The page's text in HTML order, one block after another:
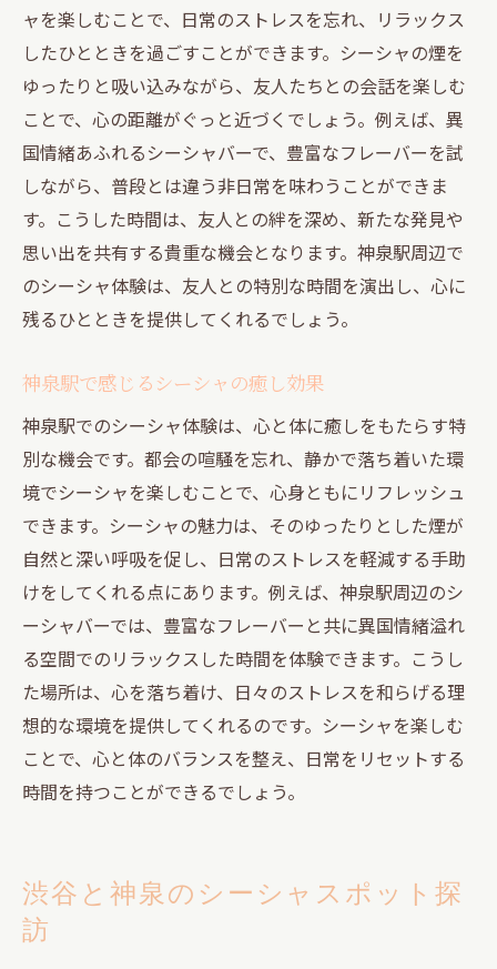
ャを楽しむことで、日常のストレスを忘れ、リラックス
したひとときを過ごすことができます。シーシャの煙を
ゆったりと吸い込みながら、友人たちとの会話を楽しむ
ことで、心の距離がぐっと近づくでしょう。例えば、異
国情緒あふれるシーシャバーで、豊富なフレーバーを試
しながら、普段とは違う非日常を味わうことができま
す。こうした時間は、友人との絆を深め、新たな発見や
思い出を共有する貴重な機会となります。神泉駅周辺で
のシーシャ体験は、友人との特別な時間を演出し、心に
残るひとときを提供してくれるでしょう。
神泉駅で感じるシーシャの癒し効果
神泉駅でのシーシャ体験は、心と体に癒しをもたらす特
別な機会です。都会の喧騒を忘れ、静かで落ち着いた環
境でシーシャを楽しむことで、心身ともにリフレッシュ
できます。シーシャの魅力は、そのゆったりとした煙が
自然と深い呼吸を促し、日常のストレスを軽減する手助
けをしてくれる点にあります。例えば、神泉駅周辺のシ
ーシャバーでは、豊富なフレーバーと共に異国情緒溢れ
る空間でのリラックスした時間を体験できます。こうし
た場所は、心を落ち着け、日々のストレスを和らげる理
想的な環境を提供してくれるのです。シーシャを楽しむ
ことで、心と体のバランスを整え、日常をリセットする
時間を持つことができるでしょう。
渋谷と神泉のシーシャスポット探
訪